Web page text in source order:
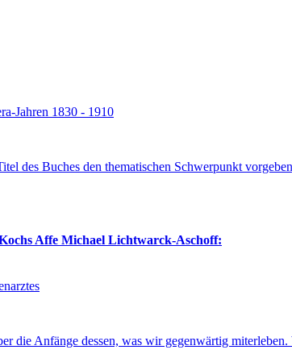
Jahren 1830 - 1910
des Buches den thematischen Schwerpunkt
Michael Lichtwarck-Aschoff:
die Anfänge dessen, was wir gegenwärtig